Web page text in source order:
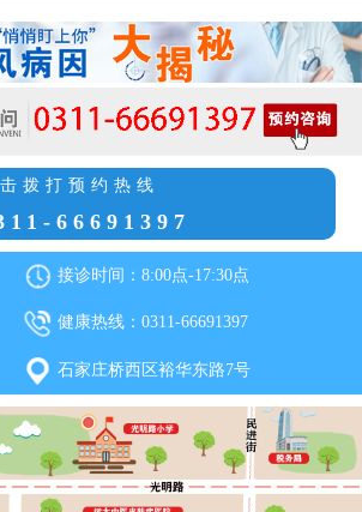
拨打预约热线
66691397
接诊时间：8:00点-17:30点
健康热线：0311-66691397
石家庄桥西区裕华东路7号